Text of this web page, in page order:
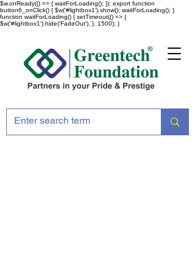
$w.onReady(() => { waitForLoading(); }); export function
button6_onClick() { $w('#lightbox1').show(); waitForLoading(); }
function waitForLoading() { setTimeout(() => {
$w('#lightbox1').hide('FadeOut'); }, 1500); }